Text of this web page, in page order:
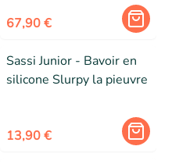
67,90 €
Sassi Junior - Bavoir en
silicone Slurpy la pieuvre
13,90 €